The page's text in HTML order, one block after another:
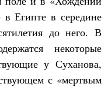
Египте в середине
до него. В
некоторые
у Суханова,
с «мертвым